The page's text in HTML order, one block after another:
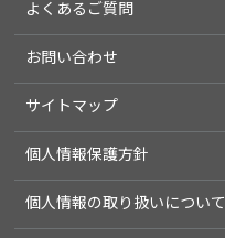
よくあるご質問
お問い合わせ
サイトマップ
個人情報保護方針
個人情報の取り扱いについて